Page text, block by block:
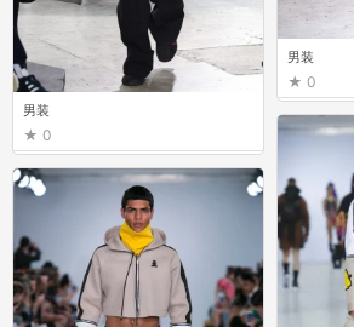
男装
0
男装
0